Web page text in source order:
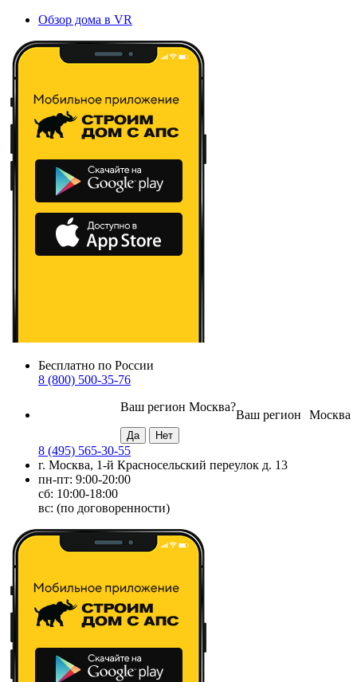
Обзор дома в VR
Бесплатно по России
8 (800) 500-35-76
Москва
Ваш регион
Ваш регион Москва?
8 (495) 565-30-55
г. Москва, 1-й Красносельский переулок д. 13
пн-пт: 9:00-20:00
сб: 10:00-18:00
вс: (по договоренности)